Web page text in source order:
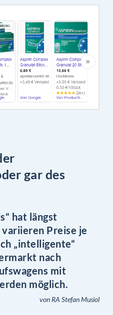
gar des
hat längst
Preise je
„intelligente“
nach
mit
möglich.
von RA Stefan Musiol